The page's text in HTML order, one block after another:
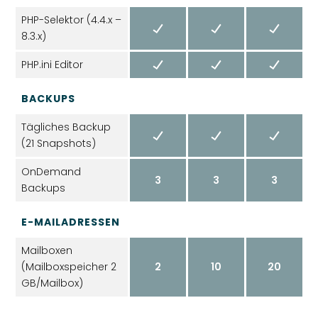
PHP-Selektor (4.4.x –
8.3.x)
PHP.ini Editor
BACKUPS
Tägliches Backup
(21 Snapshots)
OnDemand
Backups
3 3 3
E-MAILADRESSEN
Mailboxen
(Mailbox­­speicher 2
GB/Mailbox)
2 10 20